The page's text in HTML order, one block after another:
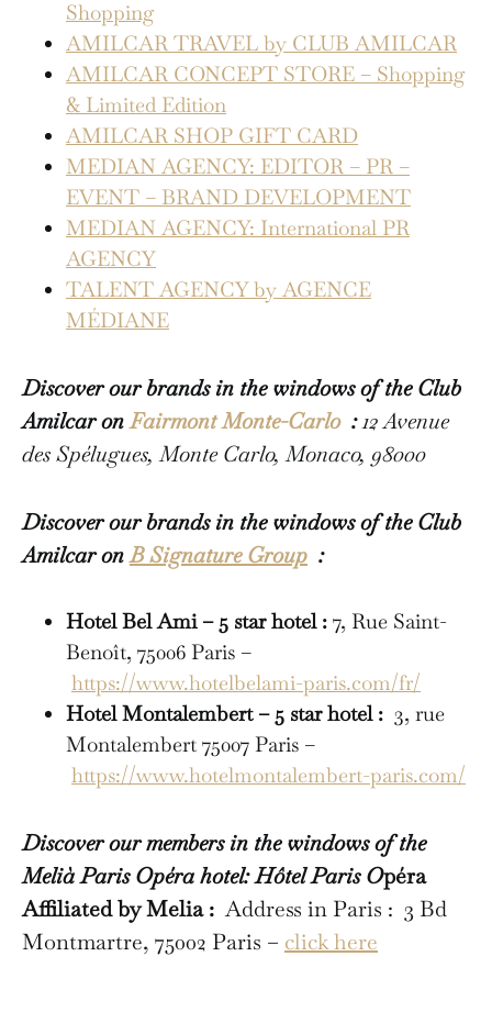
Shopping
AMILCAR TRAVEL by CLUB AMILCAR
AMILCAR CONCEPT STORE – Shopping
& Limited Edition
AMILCAR SHOP GIFT CARD
MEDIAN AGENCY: EDITOR – PR –
EVENT – BRAND DEVELOPMENT
MEDIAN AGENCY: International PR
AGENCY
TALENT AGENCY by AGENCE
MÉDIANE
Discover our brands in the windows of the Club
Amilcar onFairmont Monte-Carlo:12 Avenue
des Spélugues, Monte Carlo, Monaco, 98000
Discover our brands in the windows of the Club
Amilcar onB Signature Group :
Hotel Bel Ami – 5 star hotel : 7, Rue Saint-
Benoît, 75006 Paris –
https://www.hotelbelami-paris.com/fr/
Hotel Montalembert – 5 star hotel : 3, rue
Montalembert 75007 Paris –
https://www.hotelmontalembert-paris.com/
Discover our members in the windows of the
Melià Paris Opéra hotel: Hôtel Paris Opéra
Affiliated by Melia :Address in Paris : 3 Bd
Montmartre, 75002 Paris – click here